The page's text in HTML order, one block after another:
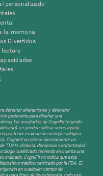
personalizado
la memoria
Divertidos
lectora
detectar alteraciones y deterioro
pertinente para diseñar una
los resultados de CogniFit (cuando
se pueden utilizar como ayuda
posterior evaluación neuropsicológica
CogniFit no ofrece directamente un
TDAH, dislexia, demencia o enfermedad
cualificado teniendo en cuenta una
indicado, CogniFit no indica que esta
médico certicado por la FDA. El
en cualquier campo de
para fines de investigación, todo uso